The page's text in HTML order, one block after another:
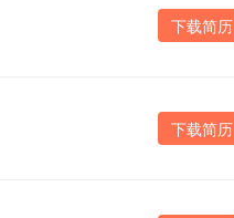
下载简历
下载简历